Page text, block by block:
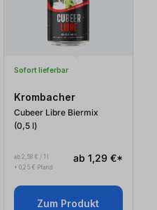
Sofort lieferbar
Krombacher
Cubeer Libre Biermix
(0,5 l)
ab 2,58 € / 1 l
+ 0,25 € Pfand
ab 1,29 €*
Zum Produkt